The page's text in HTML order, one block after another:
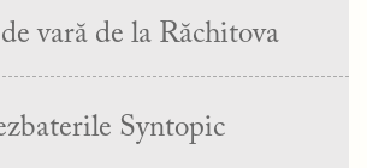
vară de la Răchitova
Syntopic